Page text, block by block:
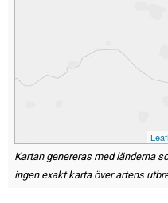
Kartan genereras med länderna
ingen exakt karta över artens